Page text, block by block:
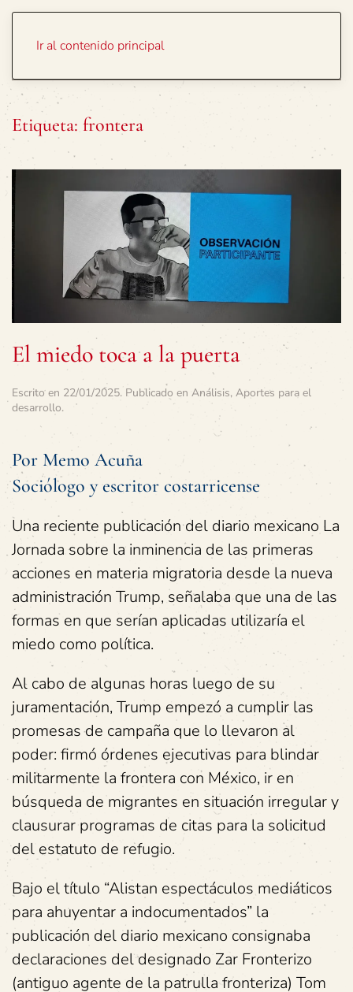
Ir al contenido principal
Etiqueta: frontera
El miedo toca a la puerta
Escrito en 22/01/2025. Publicado en Análisis, Aportes para el
desarrollo.
Por Memo Acuña
Sociólogo y escritor costarricense
Una reciente publicación del diario mexicano La
Jornada sobre la inminencia de las primeras
acciones en materia migratoria desde la nueva
administración Trump, señalaba que una de las
formas en que serían aplicadas utilizaría el
miedo como política.
Al cabo de algunas horas luego de su
juramentación, Trump empezó a cumplir las
promesas de campaña que lo llevaron al
poder: firmó órdenes ejecutivas para blindar
militarmente la frontera con México, ir en
búsqueda de migrantes en situación irregular y
clausurar programas de citas para la solicitud
del estatuto de refugio.
Bajo el título “Alistan espectáculos mediáticos
para ahuyentar a indocumentados” la
publicación del diario mexicano consignaba
declaraciones del designado Zar Fronterizo
(antiguo agente de la patrulla fronteriza) Tom